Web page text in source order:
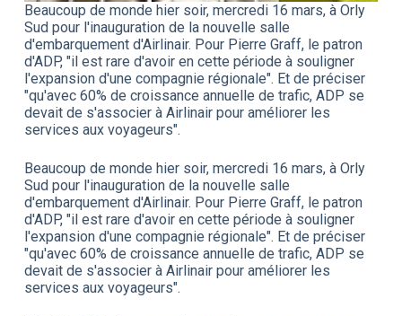
Beaucoup de monde hier soir, mercredi 16 mars, à Orly
Sud pour l'inauguration de la nouvelle salle
d'embarquement d'Airlinair. Pour Pierre Graff, le patron
d'ADP, "il est rare d'avoir en cette période à souligner
l'expansion d'une compagnie régionale". Et de préciser
"qu'avec 60% de croissance annuelle de trafic, ADP se
devait de s'associer à Airlinair pour améliorer les
services aux voyageurs".
Beaucoup de monde hier soir, mercredi 16 mars, à Orly
Sud pour l'inauguration de la nouvelle salle
d'embarquement d'Airlinair. Pour Pierre Graff, le patron
d'ADP, "il est rare d'avoir en cette période à souligner
l'expansion d'une compagnie régionale". Et de préciser
"qu'avec 60% de croissance annuelle de trafic, ADP se
devait de s'associer à Airlinair pour améliorer les
services aux voyageurs".